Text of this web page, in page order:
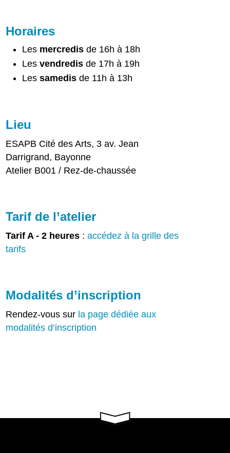
Horaires
Les mercredis de 16h à 18h
Lesvendredis de 17h à 19h
Lessamedis de 11h à 13h
Lieu
ESAPB Cité des Arts, 3 av. Jean
Darrigrand, Bayonne
Atelier B001 / Rez-de-chaussée
Tarif de l’atelier
Tarif A - 2 heures :accédez à la grille des
tarifs
Modalités d’inscription
Rendez-vous sur la page dédiée aux
modalités d’inscription